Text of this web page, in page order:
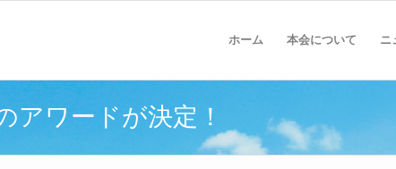
ホーム 本会について ニ
アワードが決定！